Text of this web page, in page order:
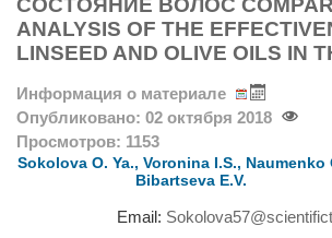
ANALYSIS OF THE
LINSEED AND OLIVE OILS IN
Информация о материале
Опубликовано: 02 октября 2018
Просмотров: 1153
Sokolova O. Ya., Voronina I.S., Naumenko
Bibartseva E.V.
Email: